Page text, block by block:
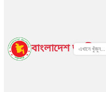
বাংলাদেশ জাতীয়